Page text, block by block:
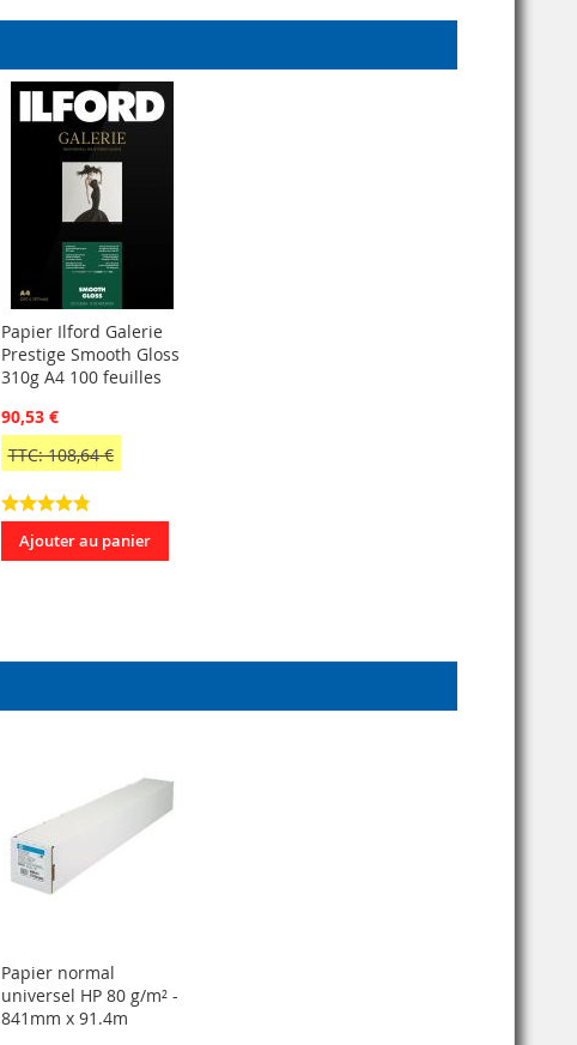
Papier Ilford Galerie
Prestige Smooth Gloss
310g A4 100 feuilles
90,53 €
TTC: 108,64 €
Ajouter au panier
Papier normal
universel HP 80 g/m² -
841mm x 91.4m